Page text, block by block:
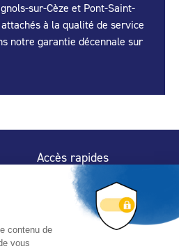
sur-Cèze et Pont-Saint-
à la qualité de service
notre garantie décennale sur
Accès rapides
Espace Presse
Trouver un
professionnel